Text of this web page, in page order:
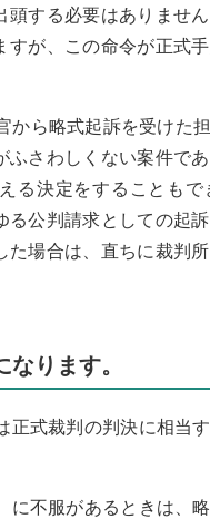
頭する必要はありませ
すが、この命令が正式
ら略式起訴を受けた
さわしくない案件で
る決定をすることも
る公判請求としての起
た場合は、直ちに裁判
ります。
式裁判の判決に相当
不服があるときは、